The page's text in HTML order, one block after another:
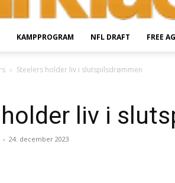
KAMPPROGRAM NFL DRAFT FREE
Steelers holder liv i slutspilsdrømmen
liv i
- 24. december 2023